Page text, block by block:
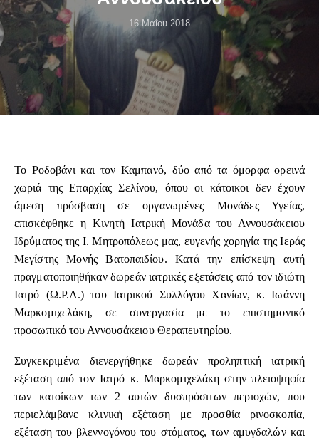
16 Μαΐου 2018
Το Ροδοβάνι και τον Καμπανό, δύο από τα όμορφα ορεινά
χωριά της Επαρχίας Σελίνου, όπου οι κάτοικοι δεν έχουν
άμεση πρόσβαση σε οργανωμένες Μονάδες Υγείας,
επισκέφθηκε η Κινητή Ιατρική Μονάδα του Αννουσάκειου
Ιδρύματος της Ι. Μητροπόλεως μας, ευγενής χορηγία της Ιεράς
Μεγίστης Μονής Βατοπαιδίου. Κατά την επίσκεψη αυτή
πραγματοποιηθήκαν δωρεάν ιατρικές εξετάσεις από τον ιδιώτη
Ιατρό (Ω.Ρ.Λ.) του Ιατρικού Συλλόγου Χανίων, κ. Ιωάννη
Μαρκομιχελάκη, σε συνεργασία με το επιστημονικό
προσωπικό του Αννουσάκειου Θεραπευτηρίου.
Συγκεκριμένα διενεργήθηκε δωρεάν προληπτική ιατρική
εξέταση από τον Ιατρό κ. Μαρκομιχελάκη στην πλειοψηφία
των κατοίκων των 2 αυτών δυσπρόσιτων περιοχών, που
περιελάμβανε κλινική εξέταση με προσθία ρινοσκοπία,
εξέταση του βλεννογόνου του στόματος, των αμυγδαλών και